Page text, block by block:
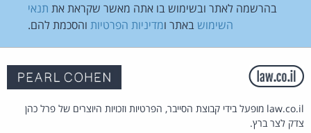
בהרשמה לאתר ובשימוש בו אתה מאשר שקראת את תנאי
השימוש באתר ומדיניות הפרטיות והסכמת להם.
law.co.il מופעל בידי קבוצת הסייבר, הפרטיות וזכויות היוצרים של פרל כהן
צדק לצר ברץ.